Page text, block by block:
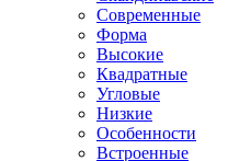
Современные
Форма
Высокие
Квадратные
Угловые
Низкие
Особенности
Встроенные